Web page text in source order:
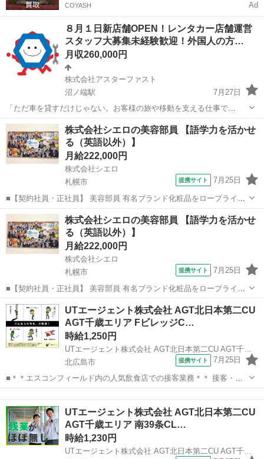
COYASH Ad
８月１日新店舗OPEN！レンタカー店舗運営
スタッフ大募集未経験歓迎！外国人の方…
月収260,000円
株式会社アスターファスト
沼ノ端駅
7月27日
「ただ車を貸すだけじゃない。お客様の旅や移動を支える仕事で
す。」 ☆カースタレンタカー新千歳空港ウトナイ店☆ 新千歳空港を利
用される観光客やビジネスのお客様へ、快適なカーライフを提供する
レンタカースタッフを募集しています...
北海道 苫小牧市 沼ノ端駅 その他
株式会社シエロの美容部員 【語学力を活かせ
る（英語以外）】
月給222,000円
株式会社シエロ
札幌市
提携サイト 7月25日
■【契約社員・正社員】 美容部員 有名ブランド化粧品をロープライス
で提供する日本初のアウトレットコスメティックショップ。 有名ブラ
ンドのアウトレット品、並行輸入品、人気の高いPB品などお客様のご
要望にお応えできる化粧品を、リ...
北海道 札幌市 その他
株式会社シエロの美容部員 【語学力を活かせ
る（英語以外）】
月給222,000円
株式会社シエロ
札幌市
提携サイト 7月25日
■【契約社員・正社員】 美容部員 有名ブランド化粧品をロープライス
で提供する日本初のアウトレットコスメティックショップ。 有名ブラ
ンドのアウトレット品、並行輸入品、人気の高いPB品などお客様のご
要望にお応えできる化粧品を、リ...
北海道 札幌市
UTエージェント株式会社 AGT北日本第二CU
AGT千歳エリア FビレッジC…
時給1,250円
UTエージェント株式会社 AGT北日本第二CU AGT千歳エリア FビレッジCF 《Adhd1C》
北広島市
提携サイト 7月25日
■＊＊エスコンフィールド内の人気飲食店での接客業務＊＊ 接客・商
品説明・レジ・品出し業務全般をお任せします！ 販売未経験の方でも
無理なくお仕事を覚えられるのが魅力的♪ ＜具体的には…＞ ◆お客様
への説明提供 ◆レジで...
UTエージェント株式会社 AGT北日本第二CU
AGT千歳エリア 南39条CL…
時給1,230円
UTエージェント株式会社 AGT北日本第二CU AGT千歳エリア 南39条CL 《Acta1C》